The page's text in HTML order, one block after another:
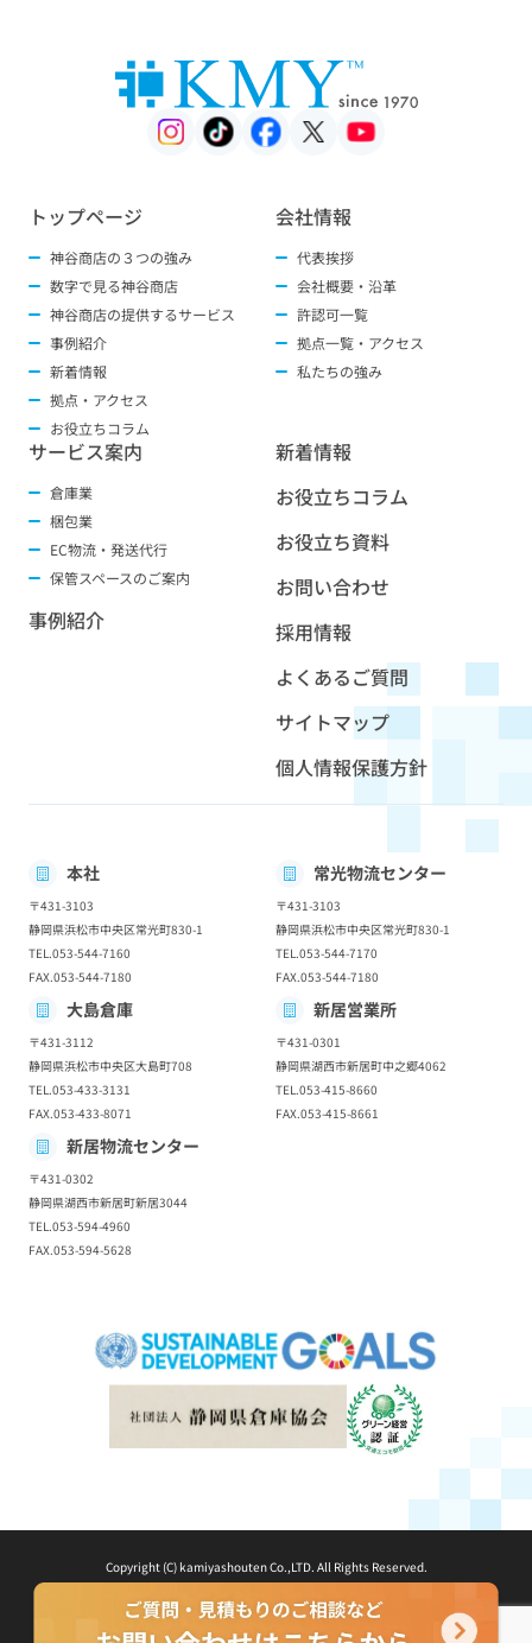
トップページ
神谷商店の３つの強み
数字で見る神谷商店
神谷商店の提供するサービス
事例紹介
新着情報
拠点・アクセス
お役立ちコラム
会社情報
代表挨拶
会社概要・沿革
許認可一覧
拠点一覧・アクセス
私たちの強み
サービス案内
倉庫業
梱包業
EC物流・発送代行
保管スペースのご案内
事例紹介
新着情報
お役立ちコラム
お役立ち資料
お問い合わせ
採用情報
よくあるご質問
サイトマップ
個人情報保護方針
本社
〒431-3103
静岡県浜松市中央区常光町830-1
TEL.053-544-7160
FAX.053-544-7180
常光物流センター
〒431-3103
静岡県浜松市中央区常光町830-1
TEL.053-544-7170
FAX.053-544-7180
大島倉庫
〒431-3112
静岡県浜松市中央区大島町708
TEL.053-433-3131
FAX.053-433-8071
新居営業所
〒431-0301
静岡県湖西市新居町中之郷4062
TEL.053-415-8660
FAX.053-415-8661
新居物流センター
〒431-0302
静岡県湖西市新居町新居3044
TEL.053-594-4960
FAX.053-594-5628
Copyright (C) kamiyashouten Co.,LTD. All Rights Reserved.